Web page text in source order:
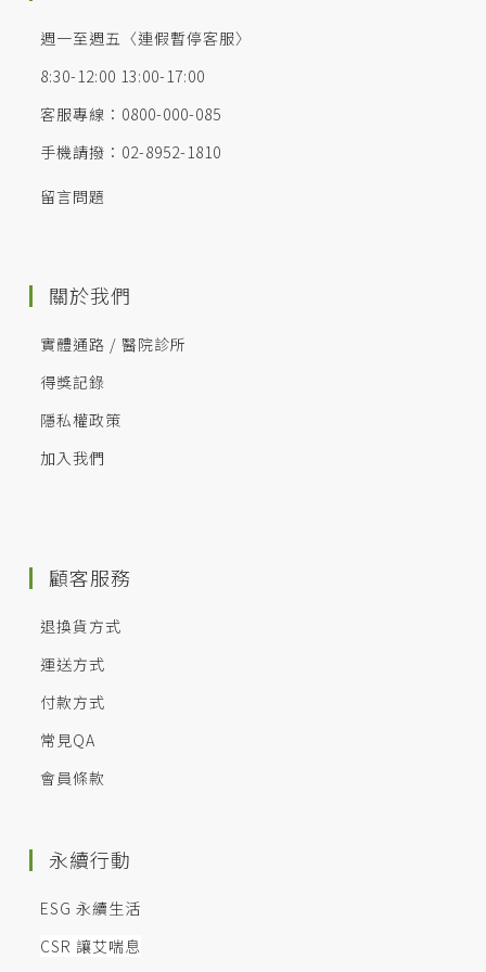
週一至週五〈連假暫停客服〉
8:30-12:00 13:00-17:00
客服專線：0800-000-085
手機請撥：02-8952-1810
留言問題
關於我們
實體通路 / 醫院診所
得獎記錄
隱私權政策
加入我們
顧客服務
退換貨方式
運送方式
付款方式
常見QA
會員條款
永續行動
ESG 永續生活
CSR 讓艾喘息